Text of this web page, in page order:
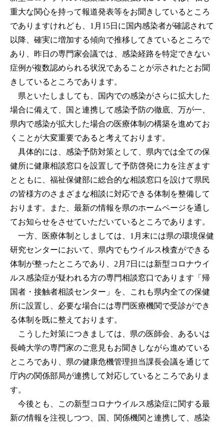
重大な関心を持って報道発表等をお聞きしているところ
でありますけれども、1月15日に国内感染者が確認されて
以降、確実に増加する傾向で推移してきているところで
あり、昨日の専門家会議では、感染経路を特定できない
症例が複数認められる状況であることが示されたとお聞
きしているところであります。
県といたしましても、国内での感染がさらに拡大した
場合に備えて、国と連携して感染予防の徹底、万が一、
県内で感染が拡大した場合の医療体制の構築を進めてお
くことが大変重要であると考えております。
具体的には、感染予防対策として、県内では全ての保
健所に健康相談窓口を設置して予防啓発に力を注ぎます
とともに、福祉保健部に総合的な相談窓口を設けて県民
の皆様方のさまざまな相談に対応できる体制を整備して
おります。また、最新の情報を県のホームページを通し
てお知らせをさせていただいているところであります。
一方、医療体制としましては、1月末には県の環境保健
研究センターにおいて、県内でもウイルス検査ができる
体制が整ったところであり、2月7日には新型コロナウイ
ルス感染症が疑われる方の専門相談窓口であります「帰
国者・接触者相談センター」を、これも県内全ての保健
所に設置し、必要な場合には専門医療機関で受診ができ
る体制を既に整えております。
こうした対策につきましては、県の医師会、あるいは
長崎大学の専門家のご意見もお聞きしながら進めている
ところであり、県の健康危機管理担当課長会議を通じて
庁内の関係部局が連携して対応しているところでありま
す。
今後とも、この新型コロナウイルス感染症に関する最
新の情報を注視しつつ、国、関係機関と連携して、感染